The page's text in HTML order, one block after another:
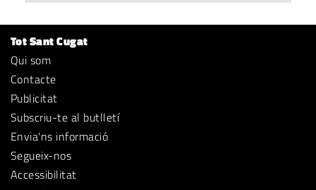
Tot Sant Cugat
Qui som
Contacte
Publicitat
Subscriu-te al butlletí
Envia'ns informació
Segueix-nos
Accessibilitat